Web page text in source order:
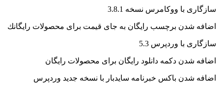
سازگاری با ووکامرس نسخه 3.8.1
اضافه شدن برچسب رایگان به جای قیمت برای محصولات رایگانك
سازگاری با وردپرس 5.3
اضافه شدن دکمه دانلود رایگان برای محصولات رایگان
اضافه شدن باکس خبرنامه سایدبار با نسخه جدید وردپرس